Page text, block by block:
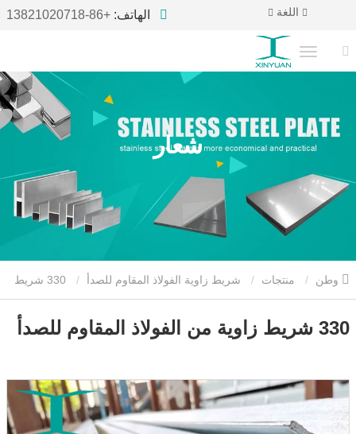
الهاتف: +86-13821020718 اللغة
شعار
منتجات شريط زاوية الفولاذ المقاوم للصدأ 330 شريط
زاوية من الفولاذ المقاوم للصدأ
330 شريط زاوية من الفولاذ المقاوم للصدأ